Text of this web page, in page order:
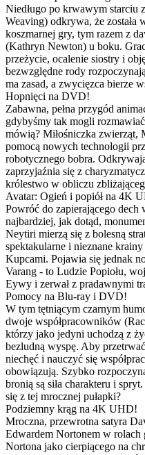
Niedługo po krwawym starciu
Weaving) odkrywa, że została
koszmarnej gry, tym razem z
(Kathryn Newton) u boku.
przeżycie, ocalenie siostry i
bezwzględne rody
ma zasad, a zwycięzca bierze
Hopnięci na DVD!
Zabawna, pełna przygód
gdybyśmy tak mogli
mówią? Miłośniczka zwierząt,
pomocą nowych technologii
robotycznego bobra.
zaprzyjaźnia się z
królestwo w obliczu
Avatar: Ogień i popiół na 4K
Powróć do zapierającego
najbardziej, jak dotąd,
Neytiri mierzą się z bolesną
spektakularne i nieznane
Kupcami. Pojawia się jednak
Varang - to Ludzie Popiołu,
Eywy i zerwał z pradawnymi
Pomocy na Blu-ray i DVD!
W tym tętniącym czarnym
dwoje współpracowników
którzy jako jedyni uchodzą z
bezludną wyspę. Aby
niechęć i nauczyć się
obowiązują. Szybko
bronią są siła charakteru i
się z tej mrocznej pułapki?
Podziemny krąg na 4K UHD!
Mroczna, przewrotna satyra
Edwardem Nortonem w rolach
Nortona jako cierpiącego na